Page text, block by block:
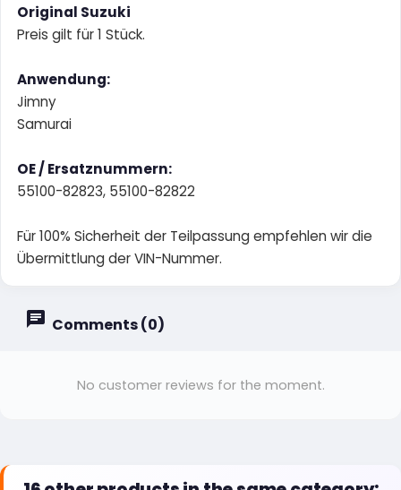
Original Suzuki
Preis gilt für 1 Stück.
Anwendung:
Jimny
Samurai
OE / Ersatznummern:
55100-82823, 55100-82822
Für 100% Sicherheit der Teilpassung empfehlen wir die
Übermittlung der VIN-Nummer.
Comments (0)
No customer reviews for the moment.